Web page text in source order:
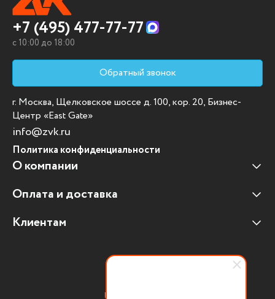
+7 (495) 477-77-77
c 10:00 до 18:00
Обратный звонок
г. Москва, Щелковское шоссе д. 100, кор. 20, Бизнес-
Центр «East Gate»
info@zvk.ru
Политика конфиденциальности
О компании
Наши клиенты
Отзывы клиентов
Оплата и доставка
Оплата и доставка
Клиентам
Присоединяйтесь: